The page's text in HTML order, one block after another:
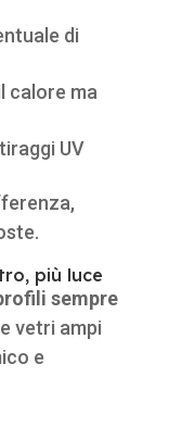
di
calore ma
UV
più luce
sempre
vetri ampi
e